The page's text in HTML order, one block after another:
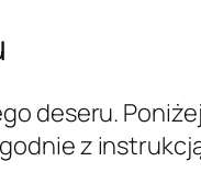
deseru.
z